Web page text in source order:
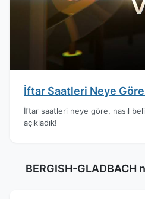
İftar Saatleri Neye
İftar saatleri neye göre, nasıl
açıkladık!
BERGISH-